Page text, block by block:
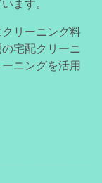
ます。
リーニング料
宅配クリーニ
ニングを活用